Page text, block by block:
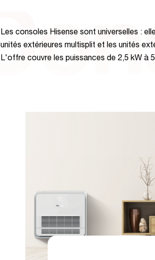
Les consoles Hisense sont universelles :
unités extérieures multisplit et les unités
L'offre couvre les puissances de 2,5 kW à